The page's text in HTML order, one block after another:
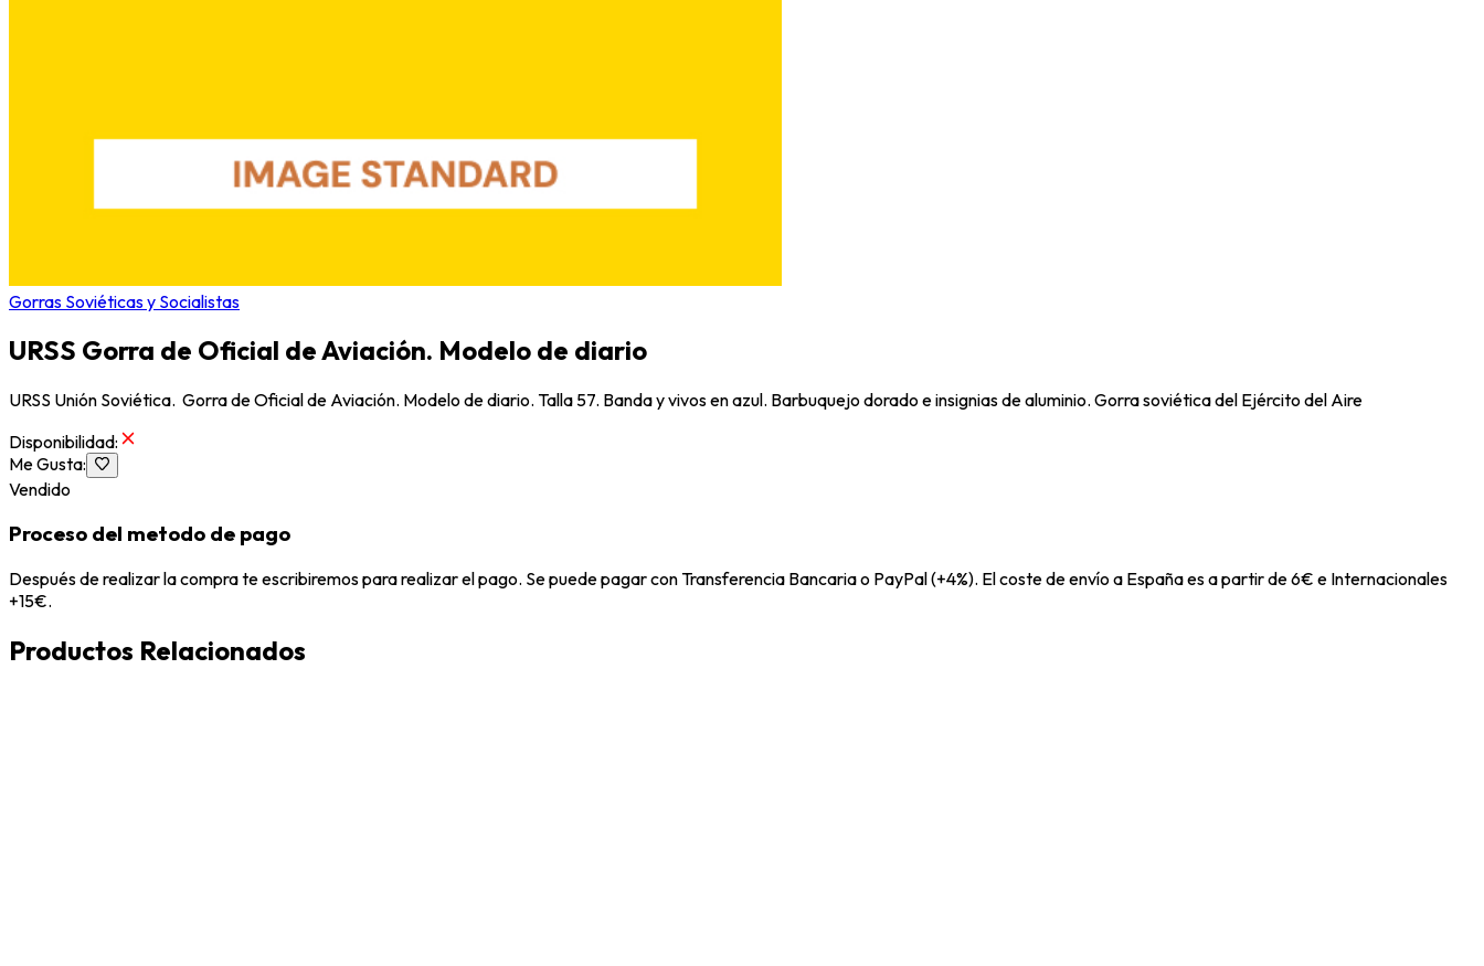
Gorras Soviéticas y Socialistas
URSS Gorra de Oficial de Aviación. Modelo de diario
URSS Unión Soviética. Gorra de Oficial de Aviación. Modelo de diario. Talla 57. Banda y vivos en azul. Barbuquejo dorado e insignias de aluminio. Gorra soviética del Ejército del Aire
Disponibilidad:
Me Gusta:
Vendido
Proceso del metodo de pago
Después de realizar la compra te escribiremos para realizar el pago. Se puede pagar con Transferencia Bancaria o PayPal (+4%). El coste de envío a España es a partir de 6€ e Internacionales
+15€.
Productos Relacionados